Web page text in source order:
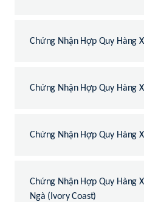
Chứng Nhận Hợp Quy Hàng
Chứng Nhận Hợp Quy Hàng
Chứng Nhận Hợp Quy Hàng
Chứng Nhận Hợp Quy Hàng
Ngà (Ivory Coast)